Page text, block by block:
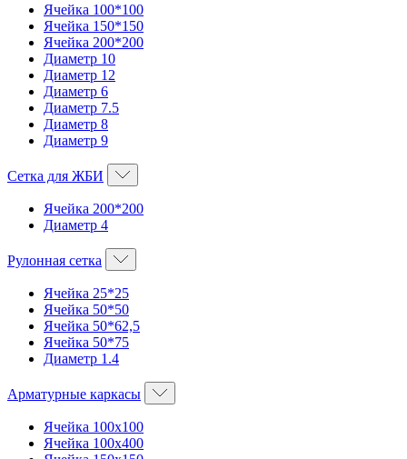
Ячейка 100*100
Ячейка 150*150
Ячейка 200*200
Диаметр 10
Диаметр 12
Диаметр 6
Диаметр 7.5
Диаметр 8
Диаметр 9
Сетка для ЖБИ
Ячейка 200*200
Диаметр 4
Рулонная сетка
Ячейка 25*25
Ячейка 50*50
Ячейка 50*62,5
Ячейка 50*75
Диаметр 1.4
Арматурные каркасы
Ячейка 100х100
Ячейка 100х400